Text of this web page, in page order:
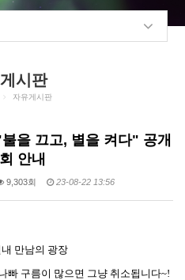
시판
자유게시판
을 끄고, 별을 켜다" 공개
안내
9,303회 23-08-22 13:56
만남의 광장
빠 구름이 많으면 그냥 취소됩니다~!